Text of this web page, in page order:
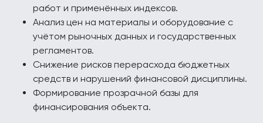
работ и применённых индексов.
Анализ цен на материалы и оборудование с
учётом рыночных данных и государственных
регламентов.
Снижение рисков перерасхода бюджетных
средств и нарушений финансовой дисциплины.
Формирование прозрачной базы для
финансирования объекта.